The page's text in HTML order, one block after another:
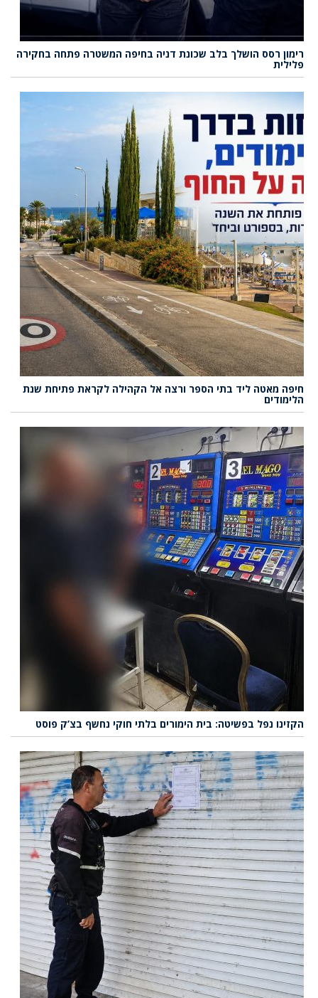
רימון רסס הושלך בלב שכונת דניה בחיפה המשטרה פתחה בחקירה
פלילית
חיפה מאטה ליד בתי הספר ורצה אל הקהילה לקראת פתיחת שנת
הלימודים
הקזינו נפל בפשיטה: בית הימורים בלתי חוקי נחשף בצ’ק פוסט